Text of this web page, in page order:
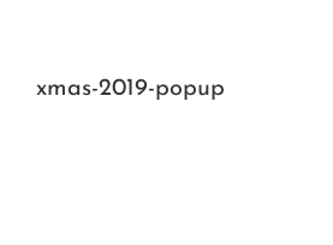
xmas-2019-popup